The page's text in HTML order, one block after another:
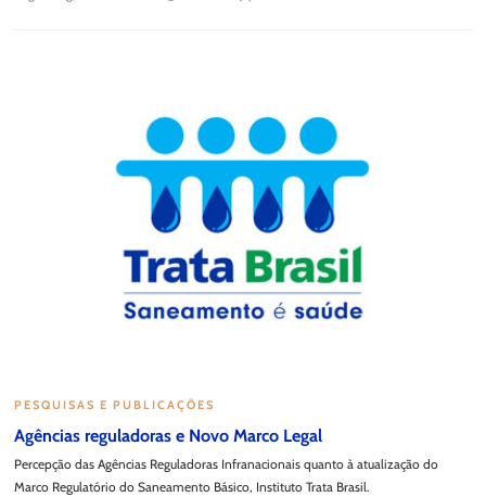
PESQUISAS E PUBLICAÇÕES
Agências reguladoras e Novo Marco Legal
Percepção das Agências Reguladoras Infranacionais quanto à atualização do
Marco Regulatório do Saneamento Básico, Instituto Trata Brasil.